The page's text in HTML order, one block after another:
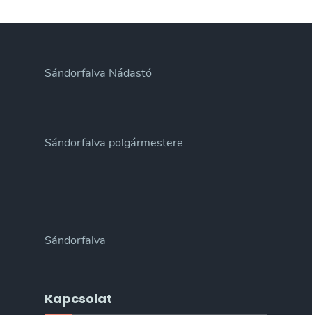
Sándorfalva Nádastó
Sándorfalva polgármestere
Sándorfalva
Kapcsolat